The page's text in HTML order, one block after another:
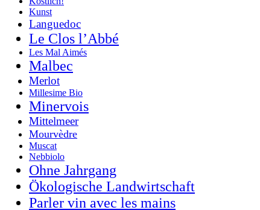
Kunst
Languedoc
Le Clos l’Abbé
Les Mal Aimés
Malbec
Merlot
Millesime Bio
Minervois
Mittelmeer
Mourvèdre
Muscat
Nebbiolo
Ohne Jahrgang
Ökologische Landwirtschaft
Parler vin avec les mains